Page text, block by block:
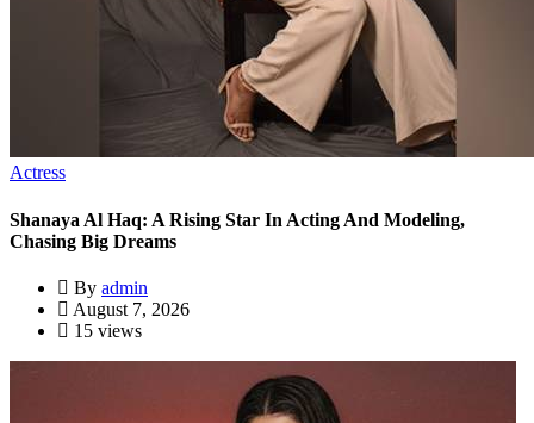
Actress
Shanaya Al Haq: A Rising Star In Acting And Modeling,
Chasing Big Dreams
By admin
August 7, 2026
15 views